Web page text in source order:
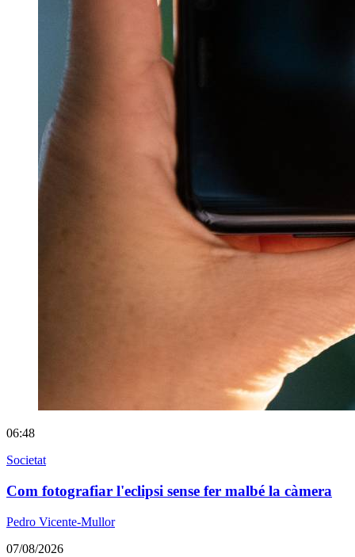
06:48
Societat
Com fotografiar l'eclipsi sense fer malbé la càmera
Pedro Vicente-Mullor
07/08/2026